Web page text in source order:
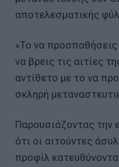
αποτελεσματικής
«Το να προσπαθήσεις
να βρεις τις αιτίες
αντίθετο με το να
σκληρή
Παρουσιάζοντας την
ότι οι αιτούντες
προφίλ